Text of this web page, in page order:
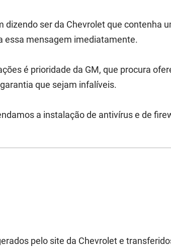
dizendo ser da Chevrolet que contenha
essa mensagem imediatamente.
é prioridade da GM, que procura
que sejam infalíveis.
a instalação de antivírus e de
pelo site da Chevrolet e